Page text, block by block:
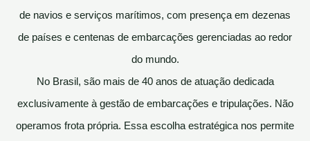
de navios e serviços marítimos, com presença em dezenas
de países e centenas de embarcações gerenciadas ao redor
do mundo.
No Brasil, são mais de 40 anos de atuação dedicada
exclusivamente à gestão de embarcações e tripulações. Não
operamos frota própria. Essa escolha estratégica nos permite